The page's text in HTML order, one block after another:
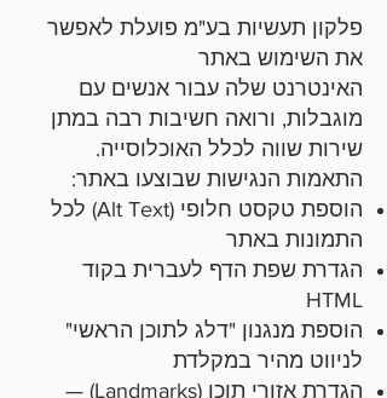
פלקון תעשיות בע"מ פועלת לאפשר
את השימוש באתר
האינטרנט שלה עבור אנשים עם
מוגבלות, ורואה חשיבות רבה במתן
שירות שווה לכלל האוכלוסייה.
התאמות הנגישות שבוצעו באתר:
הוספת טקסט חלופי (Alt Text) לכל
התמונות באתר
הגדרת שפת הדף לעברית בקוד
HTML
הוספת מנגנון "דלג לתוכן הראשי"
לניווט מהיר במקלדת
הגדרת אזורי תוכן (Landmarks) —